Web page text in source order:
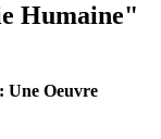
Humaine"
Une Oeuvre